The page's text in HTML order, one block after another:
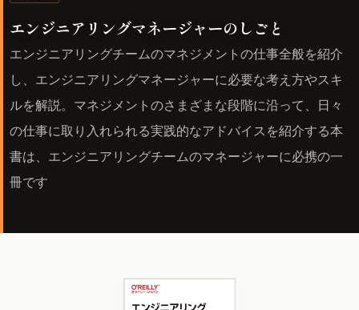
エンジニアリングマネージャーのしごと
エンジニアリングチームのマネジメントの仕事全般を紹介
し、エンジニアリングマネージャーに必要な考え方やスキ
ルを解説。マネジメントのさまざまな段階に沿って、日々
の仕事に取り入れられる実践的なアドバイスを紹介する本
書は、エンジニアリングチームのマネージャーに必携の一
冊です